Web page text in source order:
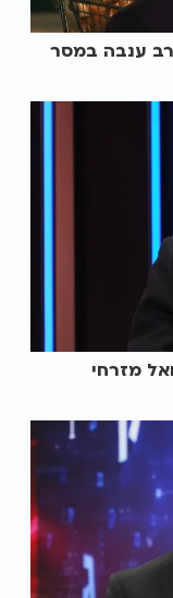
ענבה במסר
מזרחי